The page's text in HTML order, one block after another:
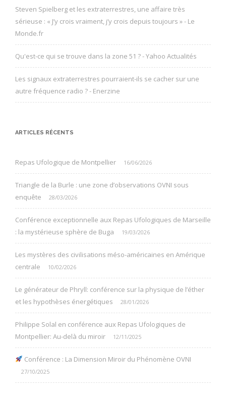
Steven Spielberg et les extraterrestres, une affaire très
sérieuse : « J’y crois vraiment, j’y crois depuis toujours » - Le
Monde.fr
Qu'est-ce qui se trouve dans la zone 51 ? - Yahoo Actualités
Les signaux extraterrestres pourraient-ils se cacher sur une
autre fréquence radio ? - Enerzine
ARTICLES RÉCENTS
Repas Ufologique de Montpellier 16/06/2026
Triangle de la Burle : une zone d’observations OVNI sous
enquête
28/03/2026
Conférence exceptionnelle aux Repas Ufologiques de Marseille
: la mystérieuse sphère de Buga
19/03/2026
Les mystères des civilisations méso-américaines en Amérique
centrale
10/02/2026
Le générateur de Phryll: conférence sur la physique de l’éther
et les hypothèses énergétiques
28/01/2026
Philippe Solal en conférence aux Repas Ufologiques de
Montpellier: Au-delà du miroir
12/11/2025
Conférence : La Dimension Miroir du Phénomène OVNI
27/10/2025